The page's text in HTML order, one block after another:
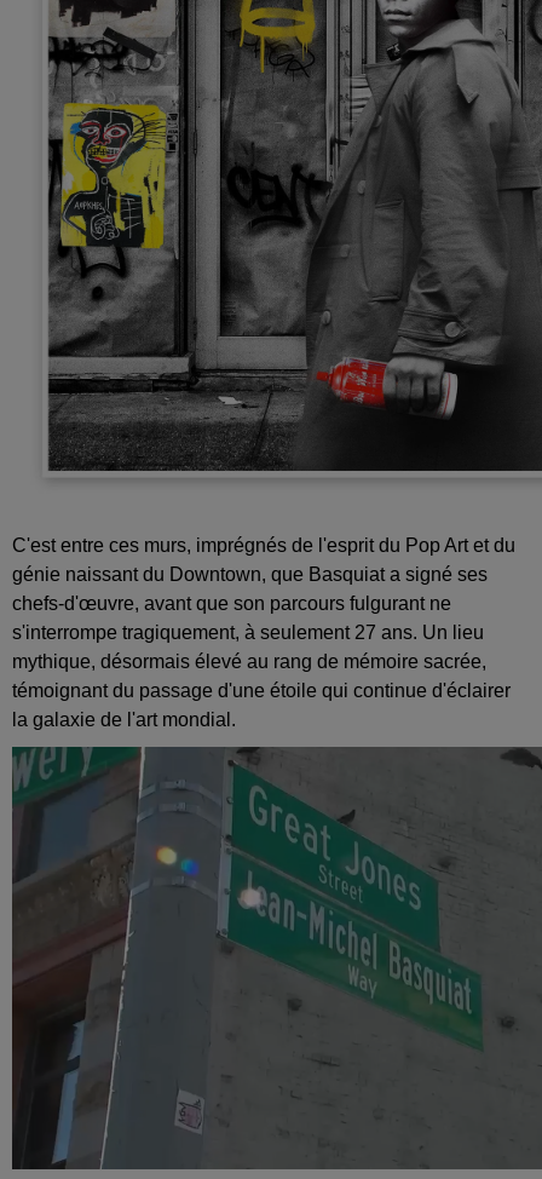
C'est entre ces murs, imprégnés de l'esprit du Pop Art et du
génie naissant du Downtown, que Basquiat a signé ses
chefs-d'œuvre, avant que son parcours fulgurant ne
s'interrompe tragiquement, à seulement 27 ans. Un lieu
mythique, désormais élevé au rang de mémoire sacrée,
témoignant du passage d'une étoile qui continue d'éclairer
la galaxie de l'art mondial.